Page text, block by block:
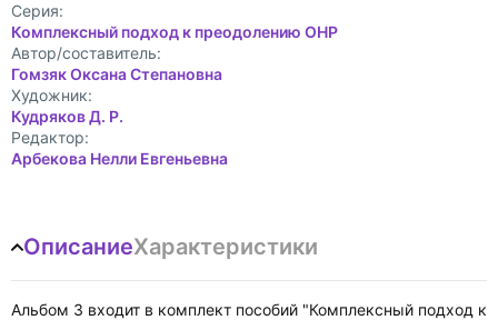
Cерия:
Комплексный подход к преодолению ОНР
Автор/составитель:
Гомзяк Оксана Степановна
Художник:
Кудряков Д. Р.
Редактор:
Арбекова Нелли Евгеньевна
ОписаниеХарактеристики
Альбом 3 входит в комплект пособий "Комплексный подход к